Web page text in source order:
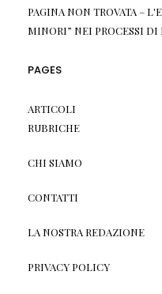
PAGINA NON TROVATA –
MINORI” NEI PROCESSI
PAGES
ARTICOLI
RUBRICHE
CHI SIAMO
CONTATTI
LA NOSTRA REDAZIONE
PRIVACY POLICY